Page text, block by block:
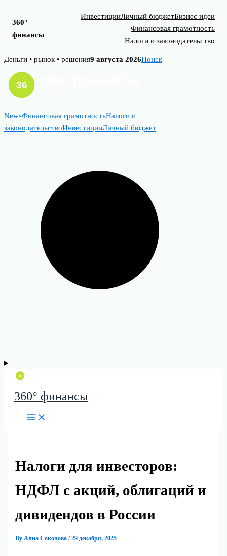
360°
финансы
ИнвестицииЛичный бюджетБизнес идеи
Финансовая грамотность
Налоги и законодательство
Skip
content
Деньги • рынок • решения9 августа 2026Поиск
NewsФинансовая грамотностьНалоги и
законодательствоИнвестицииЛичный бюджет
360° финансы
Налоги для инвесторов:
НДФЛ с акций, облигаций и
дивидендов в России
By Анна Соколова/29 декабря, 2025